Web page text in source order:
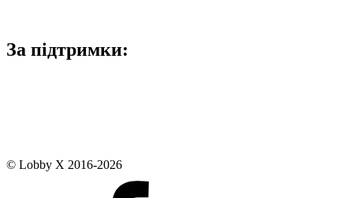
За підтримки:
© Lobby X 2016-2026